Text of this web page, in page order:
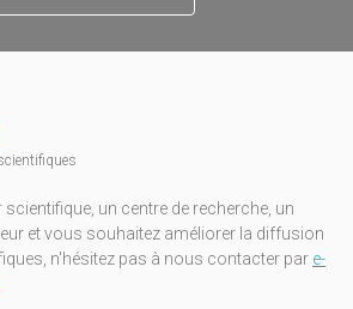
scientifique, un centre de recherche, un
et vous souhaitez améliorer la diffusion
n'hésitez pas à nous contacter par e-